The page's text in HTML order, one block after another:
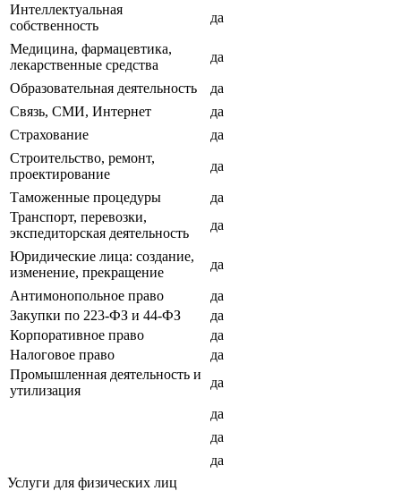
Интеллектуальная
собственность
да
Медицина, фармацевтика,
лекарственные средства
да
Образовательная деятельность
да
Связь, СМИ, Интернет
да
Страхование
да
Строительство, ремонт,
проектирование
да
Таможенные процедуры
да
Транспорт, перевозки,
экспедиторская деятельность
да
Юридические лица: создание,
изменение, прекращение
да
Антимонопольное право
да
Закупки по 223-ФЗ и 44-ФЗ
да
Корпоративное право
да
Налоговое право
да
Промышленная деятельность и
утилизация
да
да
да
да
Услуги для физических лиц